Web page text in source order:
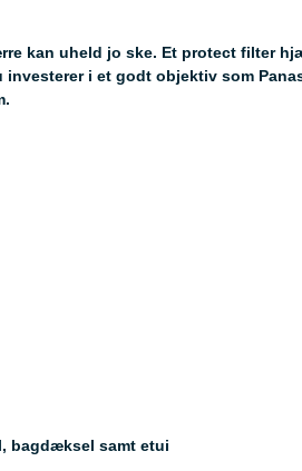
kan uheld jo ske. Et protect filter
i et godt objektiv som
bagdæksel samt etui